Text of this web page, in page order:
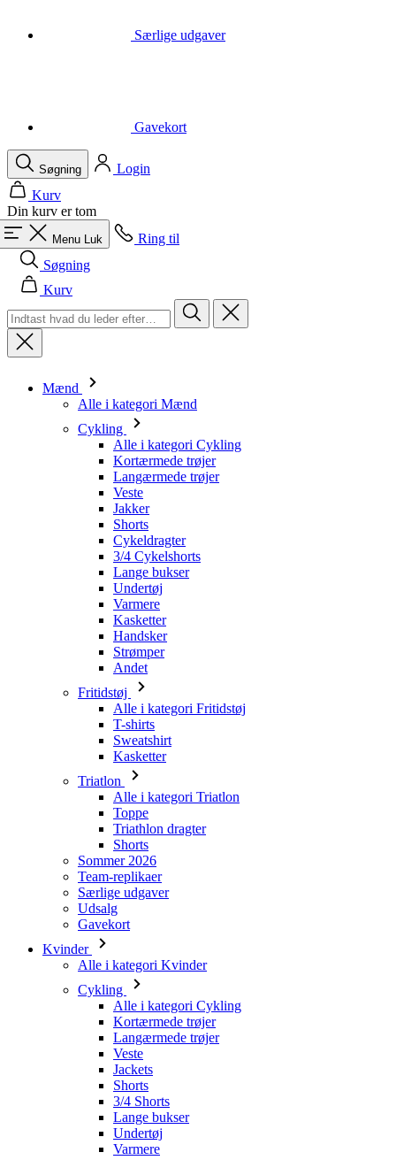
Din kurv er tom
Menu Luk
Ring til
Kurv
Mænd
Alle i kategori Mænd
Langærmede trøjer
Veste
Jakker
Shorts
Cykeldragter
3/4 Cykelshorts
Lange bukser
Undertøj
Varmere
Kasketter
Handsker
Strømper
Andet
Fritidstøj
Alle i kategori Fritidstøj
T-shirts
Sweatshirt
Kasketter
Triatlon
Alle i kategori Triatlon
Toppe
Triathlon dragter
Shorts
Sommer 2026
Team-replikaer
Særlige udgaver
Udsalg
Gavekort
Kvinder
Alle i kategori Kvinder
Cykling
Alle i kategori Cykling
Langærmede trøjer
Veste
Jackets
Shorts
3/4 Shorts
Lange bukser
Undertøj
Varmere
Kasketter
Handsker
Strømper
Andet